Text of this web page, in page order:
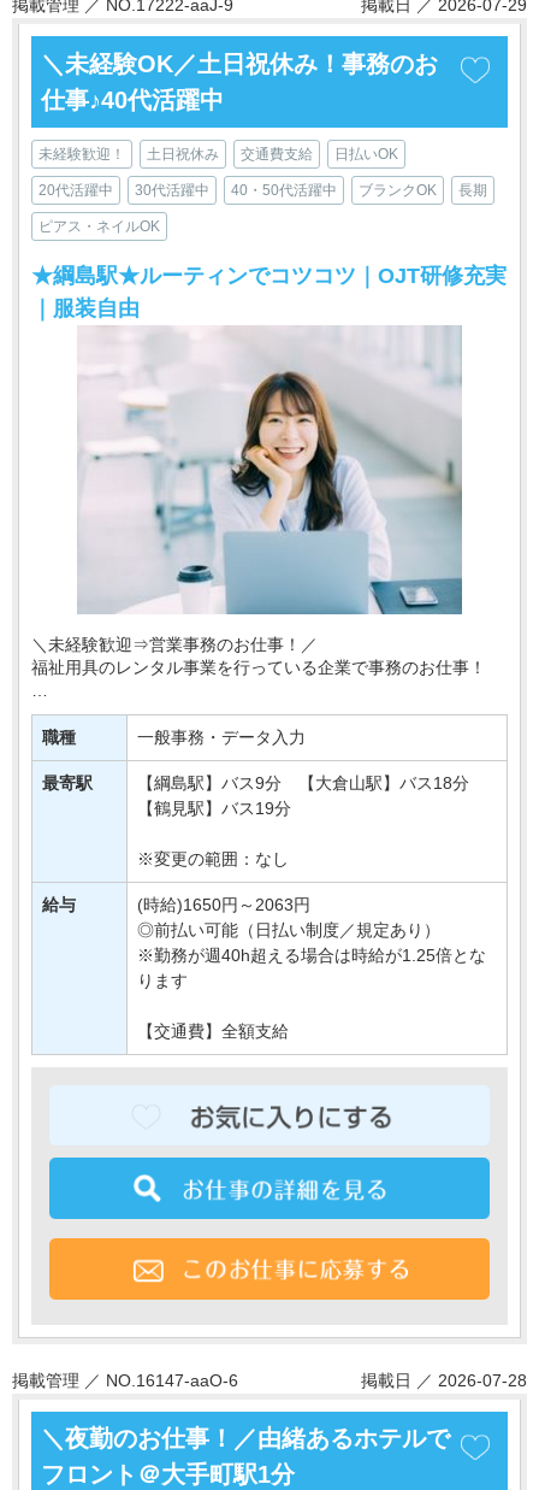
掲載管理 ／ NO.17222-aaJ-9 掲載日 ／ 2026-07-29
＼未経験OK／土日祝休み！事務のお
仕事♪40代活躍中
未経験歓迎！ 土日祝休み 交通費支給 日払いOK
20代活躍中 30代活躍中 40・50代活躍中 ブランクOK 長期
ピアス・ネイルOK
★綱島駅★ルーティンでコツコツ｜OJT研修充実
｜服装自由
＼未経験歓迎⇒営業事務のお仕事！／
福祉用具のレンタル事業を行っている企業で事務のお仕事！
研修にて、取り扱い商品やビジネスマナーなども学べるので
「久しぶりの職場復帰」「はじめての事務」という方で・・・
職種 一般事務・データ入力
最寄駅
【綱島駅】バス9分 【大倉山駅】バス18分
【鶴見駅】バス19分
※変更の範囲：なし
給与
(時給)1650円～2063円
◎前払い可能（日払い制度／規定あり）
※勤務が週40h超える場合は時給が1.25倍とな
ります
【交通費】全額支給
掲載管理 ／ NO.16147-aaO-6 掲載日 ／ 2026-07-28
＼夜勤のお仕事！／由緒あるホテルで
フロント＠大手町駅1分